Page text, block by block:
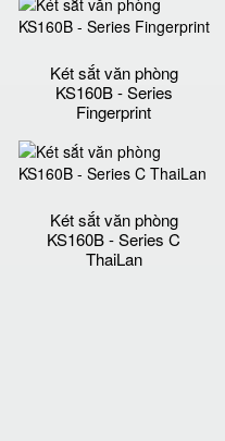
Két sắt văn phòng
KS160B - Series
Fingerprint
Két sắt văn phòng
KS160B - Series C
ThaiLan